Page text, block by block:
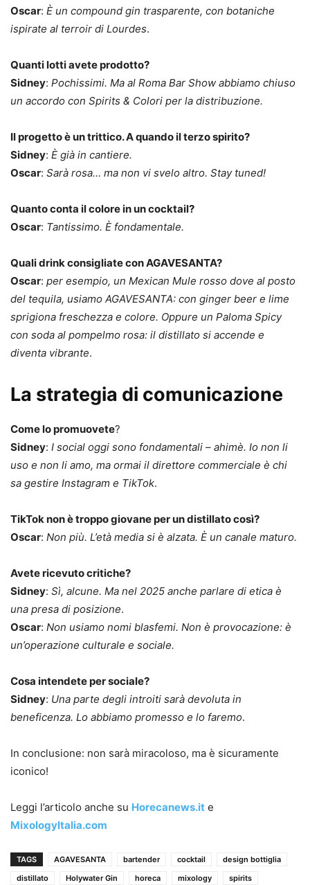
Oscar: È un compound gin trasparente, con botaniche
ispirate al terroir di Lourdes.
Quanti lotti avete prodotto?
Sidney: Pochissimi. Ma al Roma Bar Show abbiamo chiuso
un accordo con Spirits & Colori per la distribuzione.
Il progetto è un trittico. A quando il terzo spirito?
Sidney: È già in cantiere.
Oscar: Sarà rosa… ma non vi svelo altro. Stay tuned!
Quanto conta il colore in un cocktail?
Oscar: Tantissimo. È fondamentale.
Quali drink consigliate con AGAVESANTA?
Oscar: per esempio, un Mexican Mule rosso dove al posto
del tequila, usiamo AGAVESANTA: con ginger beer e lime
sprigiona freschezza e colore. Oppure un Paloma Spicy
con soda al pompelmo rosa: il distillato si accende e
diventa vibrante.
La strategia di comunicazione
Come lo promuovete?
Sidney: I social oggi sono fondamentali – ahimè. Io non li
uso e non li amo, ma ormai il direttore commerciale è chi
sa gestire Instagram e TikTok.
TikTok non è troppo giovane per un distillato così?
Oscar: Non più. L’età media si è alzata. È un canale maturo.
Avete ricevuto critiche?
Sidney: Sì, alcune. Ma nel 2025 anche parlare di etica è
una presa di posizione.
Oscar: Non usiamo nomi blasfemi. Non è provocazione: è
un’operazione culturale e sociale.
Cosa intendete per sociale?
Sidney: Una parte degli introiti sarà devoluta in
beneficenza. Lo abbiamo promesso e lo faremo.
In conclusione: non sarà miracoloso, ma è sicuramente
iconico!
Leggi l’articolo anche su Horecanews.it e
MixologyItalia.com
TAGS AGAVESANTA bartender cocktail
design bottiglia
distillato
Holywater Gin horeca mixology spirits